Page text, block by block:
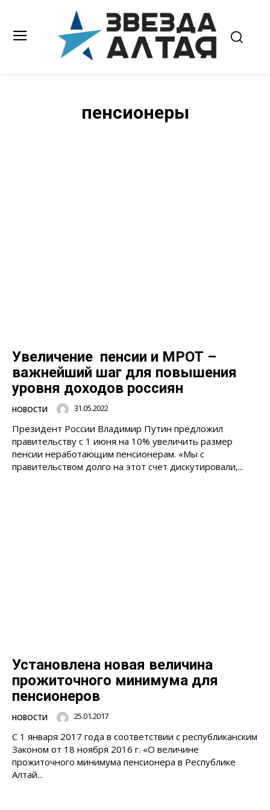
пенсионеры
Увеличение пенсии и МРОТ –
важнейший шаг для повышения
уровня доходов россиян
НОВОСТИ 31.05.2022
Президент России Владимир Путин предложил
правительству с 1 июня на 10% увеличить размер
пенсии неработающим пенсионерам. «Мы с
правительством долго на этот счет дискутировали,...
Установлена новая величина
прожиточного минимума для
пенсионеров
НОВОСТИ 25.01.2017
С 1 января 2017 года в соответствии с республиканским
Законом от 18 ноября 2016 г. «О величине
прожиточного минимума пенсионера в Республике
Алтай...